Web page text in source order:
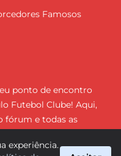
Famosos
ponto de encontro
Futebol Clube! Aqui,
fórum e todas as
apaixonada pelo
experiência.